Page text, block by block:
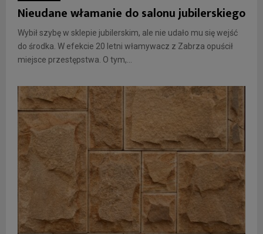
Nieudane włamanie do salonu jubilerskiego
Wybił szybę w sklepie jubilerskim, ale nie udało mu się wejść
do środka. W efekcie 20 letni włamywacz z Zabrza opuścił
miejsce przestępstwa. O tym,...